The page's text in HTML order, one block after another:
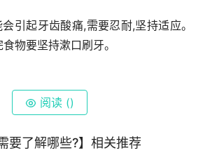
引起牙齿酸痛,需要忍耐,坚持适应。
物要坚持漱口刷牙。
阅读 ()
要了解哪些?】相关推荐